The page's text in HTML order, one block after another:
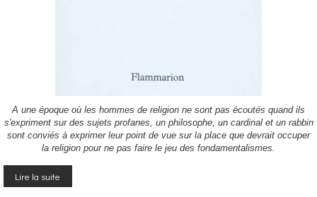
A une époque où les hommes de religion ne sont pas écoutés quand ils
s'expriment sur des sujets profanes, un philosophe, un cardinal et un rabbin
sont conviés à exprimer leur point de vue sur la place que devrait occuper
la religion pour ne pas faire le jeu des fondamentalismes.
Lire la suite